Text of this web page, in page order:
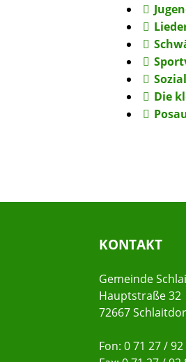
Die
KONTAKT
Gemeinde
Hauptstraße 32
72667
Fon: 0 71 27 / 92